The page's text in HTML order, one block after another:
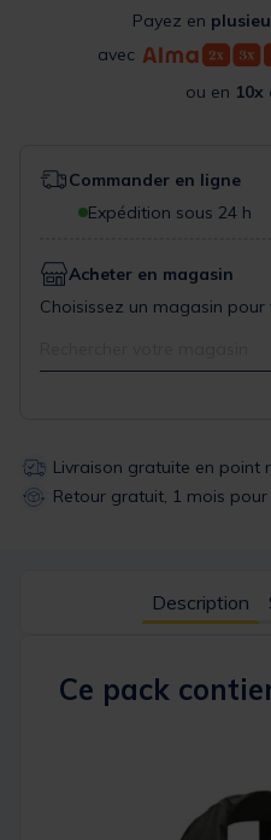
Payez en
avec
ou en 10x
Commander en ligne
Expédition sous 24 h
Acheter en magasin
Choisissez un magasin
Livraison gratuite en point
Retour gratuit, 1 mois pour
Description
Ce pack